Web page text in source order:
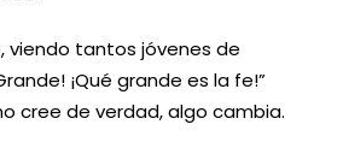
viendo tantos jóvenes de
¡Qué grande es la fe!”
cree de verdad, algo cambia.